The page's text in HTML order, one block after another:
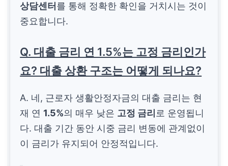
상담센터 를 통해 정확한 확인을 거치시는 것이
중요합니다.
Q. 대출 금리 연 1.5%는 고정 금리인가
요? 대출 상환 구조는 어떻게 되나요?
A. 네, 근로자 생활안정자금의 대출 금리는 현
재 연 1.5%의 매우 낮은 고정 금리 로 운영됩니
다. 대출 기간 동안 시중 금리 변동에 관계없이
이 금리가 유지되어 안정적입니다.